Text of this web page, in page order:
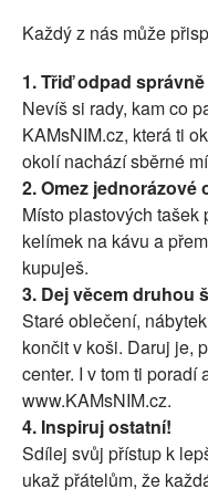
Každý z nás může
1. Třiď odpad správně
Nevíš si rady, kam co
KAMsNIM.cz, která ti
okolí nachází sběrné
2. Omez jednorázové
Místo plastových
kelímek na kávu a
kupuješ.
3. Dej věcem druhou
Staré oblečení,
končit v koši. Daruj je,
center. I v tom ti poradí
www.KAMsNIM.cz.
4. Inspiruj ostatní!
Sdílej svůj přístup k
ukaž přátelům, že